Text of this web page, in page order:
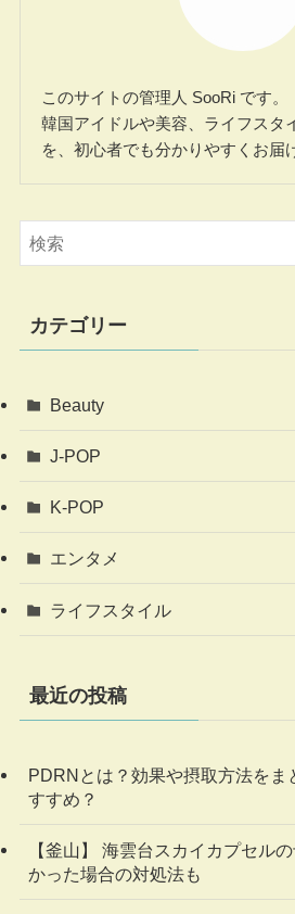
このサイトの管理人 SooRi です。
韓国アイドルや美容、ライフスタ
を、初心者でも分かりやすくお届
カテゴリー
Beauty
J-POP
K-POP
エンタメ
ライフスタイル
最近の投稿
PDRNとは？効果や摂取方法をま
すすめ？
【釜山】 海雲台スカイカプセル
かった場合の対処法も